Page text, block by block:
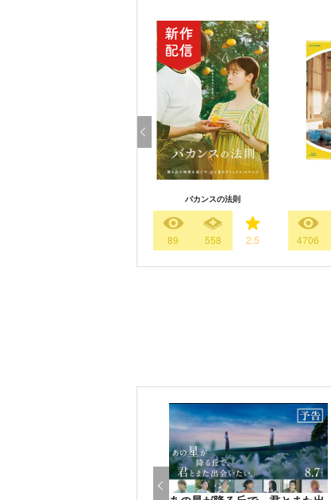
バカンスの法則
89 558 2.5 4706